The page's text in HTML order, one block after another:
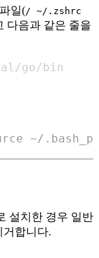
일(/ ~/.zshrc
다음과 같은 줄을
~/
설치한 경우 일반
거합니다.